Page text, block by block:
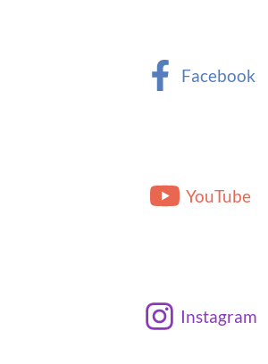
Facebook
YouTube
Instagram